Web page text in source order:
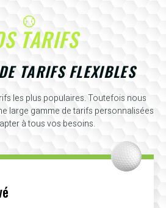
TARIFS
TARIFS FLEXIBLES
les plus populaires. Toutefois nous
large gamme de tarifs personnalisées
à tous vos besoins.